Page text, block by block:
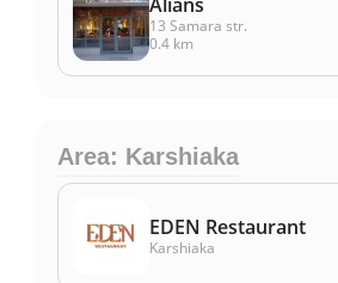
13 Samara str.
0.4 km
Area: Karshiaka
EDEN Restaurant
Karshiaka